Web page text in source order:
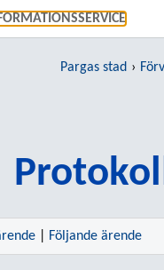
Pargas stad
Följande ärende